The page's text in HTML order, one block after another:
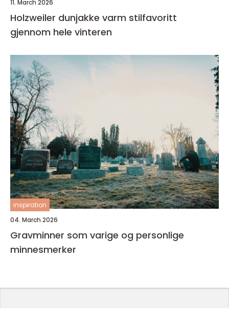
11. March 2026
Holzweiler dunjakke varm stilfavoritt
gjennom hele vinteren
inspiration
04. March 2026
Gravminner som varige og personlige
minnesmerker